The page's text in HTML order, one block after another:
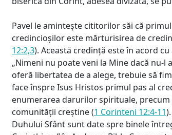
Pavel le amintește cititorilor săi că
credincioșilor este mărturisirea de
12:2,3). Această credință este în acord
„Nimeni nu poate veni la Mine dacă nu-l
oferă libertatea de a alege, trebuie să
face înspre Isus Hristos primul pas al
enumerarea darurilor spirituale,
comunității creștine (1 Corinteni 12:4-11
Duhului Sfânt sunt date spre binele